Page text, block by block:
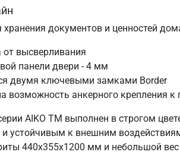
хранения документов и ценностей
высверливания
панели двери - 4 мм
двумя ключевыми замками Border
возможность анкерного крепления к
AIKO TM выполнен в строгом
устойчивым к внешним
440х355х1200 мм и небольшой